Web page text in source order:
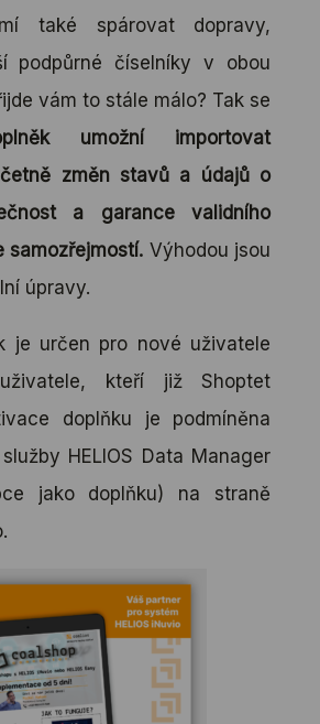
také spárovat dopravy,
podpůrné číselníky v obou
vám to stále málo? Tak se
umožní importovat
změn stavů a údajů o
a garance validního
samozřejmostí. Výhodou jsou
úpravy.
je určen pro nové uživatele
kteří již Shoptet
doplňku je podmíněna
HELIOS Data Manager
jako doplňku) na straně